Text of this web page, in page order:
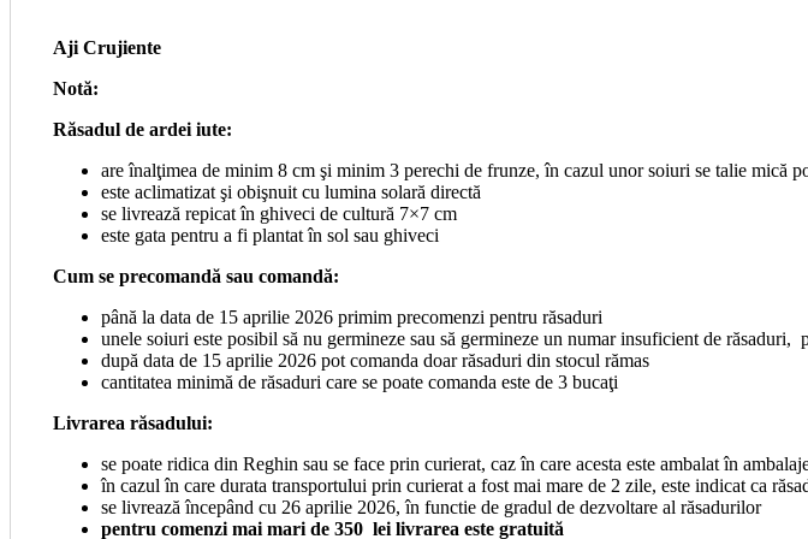
Aji Crujiente
Notă:
Răsadul de ardei iute:
are înalţimea de minim 8 cm şi minim 3 perechi de frunze, în cazul unor soiuri se talie mică
este aclimatizat şi obişnuit cu lumina solară directă
se livrează repicat în ghiveci de cultură 7×7 cm
este gata pentru a fi plantat în sol sau ghiveci
Cum se precomandă sau comandă:
până la data de 15 aprilie 2026 primim precomenzi pentru răsaduri
unele soiuri este posibil să nu germineze sau să germineze un numar insuficient de
după data de 15 aprilie 2026 pot comanda doar răsaduri din stocul rămas
cantitatea minimă de răsaduri care se poate comanda este de 3 bucaţi
Livrarea răsadului:
se poate ridica din Reghin sau se face prin curierat, caz în care acesta este ambalat în
în cazul în care durata transportului prin curierat a fost mai mare de 2 zile, este indicat ca
se livrează începând cu 26 aprilie 2026, în functie de gradul de dezvoltare al răsadurilor
pentru comenzi mai mari de 350 lei livrarea este gratuită